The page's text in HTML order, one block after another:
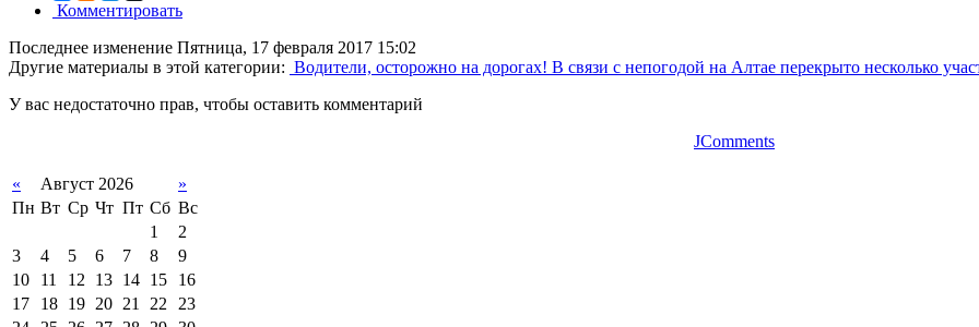
Комментировать
Последнее изменение Пятница, 17 февраля 2017 15:02
Другие материалы в этой категории: Водители, осторожно на дорогах! В связи с непогодой на Алтае перекрыто несколько
У вас недостаточно прав, чтобы оставить комментарий
JComments
« Август 2026
»
Пн Вт Ср Чт Пт Сб Вс
1
2
3
4 5 6 7 8
9
10
11 12 13 14 15
16
17
18 19 20 21 22
23